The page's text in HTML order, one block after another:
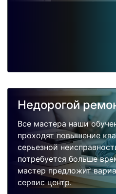
Недорогой
Все мастера наши
проходят повышение
серьезной
потребуется больше
мастер предложит
сервис центр.